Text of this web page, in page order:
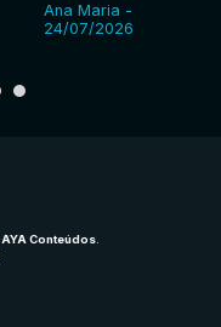
Ana Maria -
24/07/2026
AYA Conteúdos